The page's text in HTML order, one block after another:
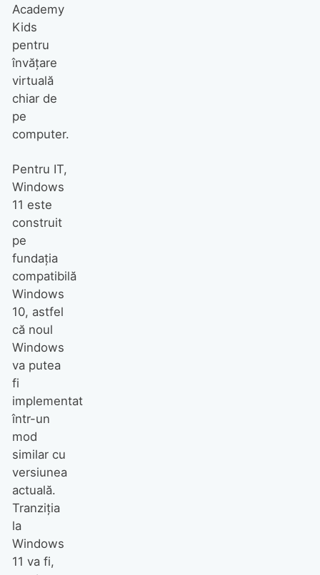
Academy
Kids
pentru
învățare
virtuală
chiar de
pe
computer.
Pentru IT,
Windows
11 este
construit
pe
fundația
compatibilă
Windows
10, astfel
că noul
Windows
va putea
fi
implementat
într-un
mod
similar cu
versiunea
actuală.
Tranziția
la
Windows
11 va fi,